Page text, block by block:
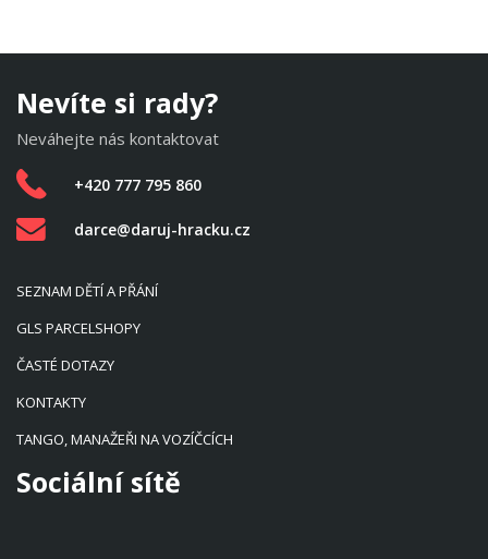
Nevíte si rady?
Neváhejte nás kontaktovat
+420 777 795 860
darce@daruj-hracku.cz
SEZNAM DĚTÍ A PŘÁNÍ
GLS PARCELSHOPY
ČASTÉ DOTAZY
KONTAKTY
TANGO, MANAŽEŘI NA VOZÍČCÍCH
Sociální sítě